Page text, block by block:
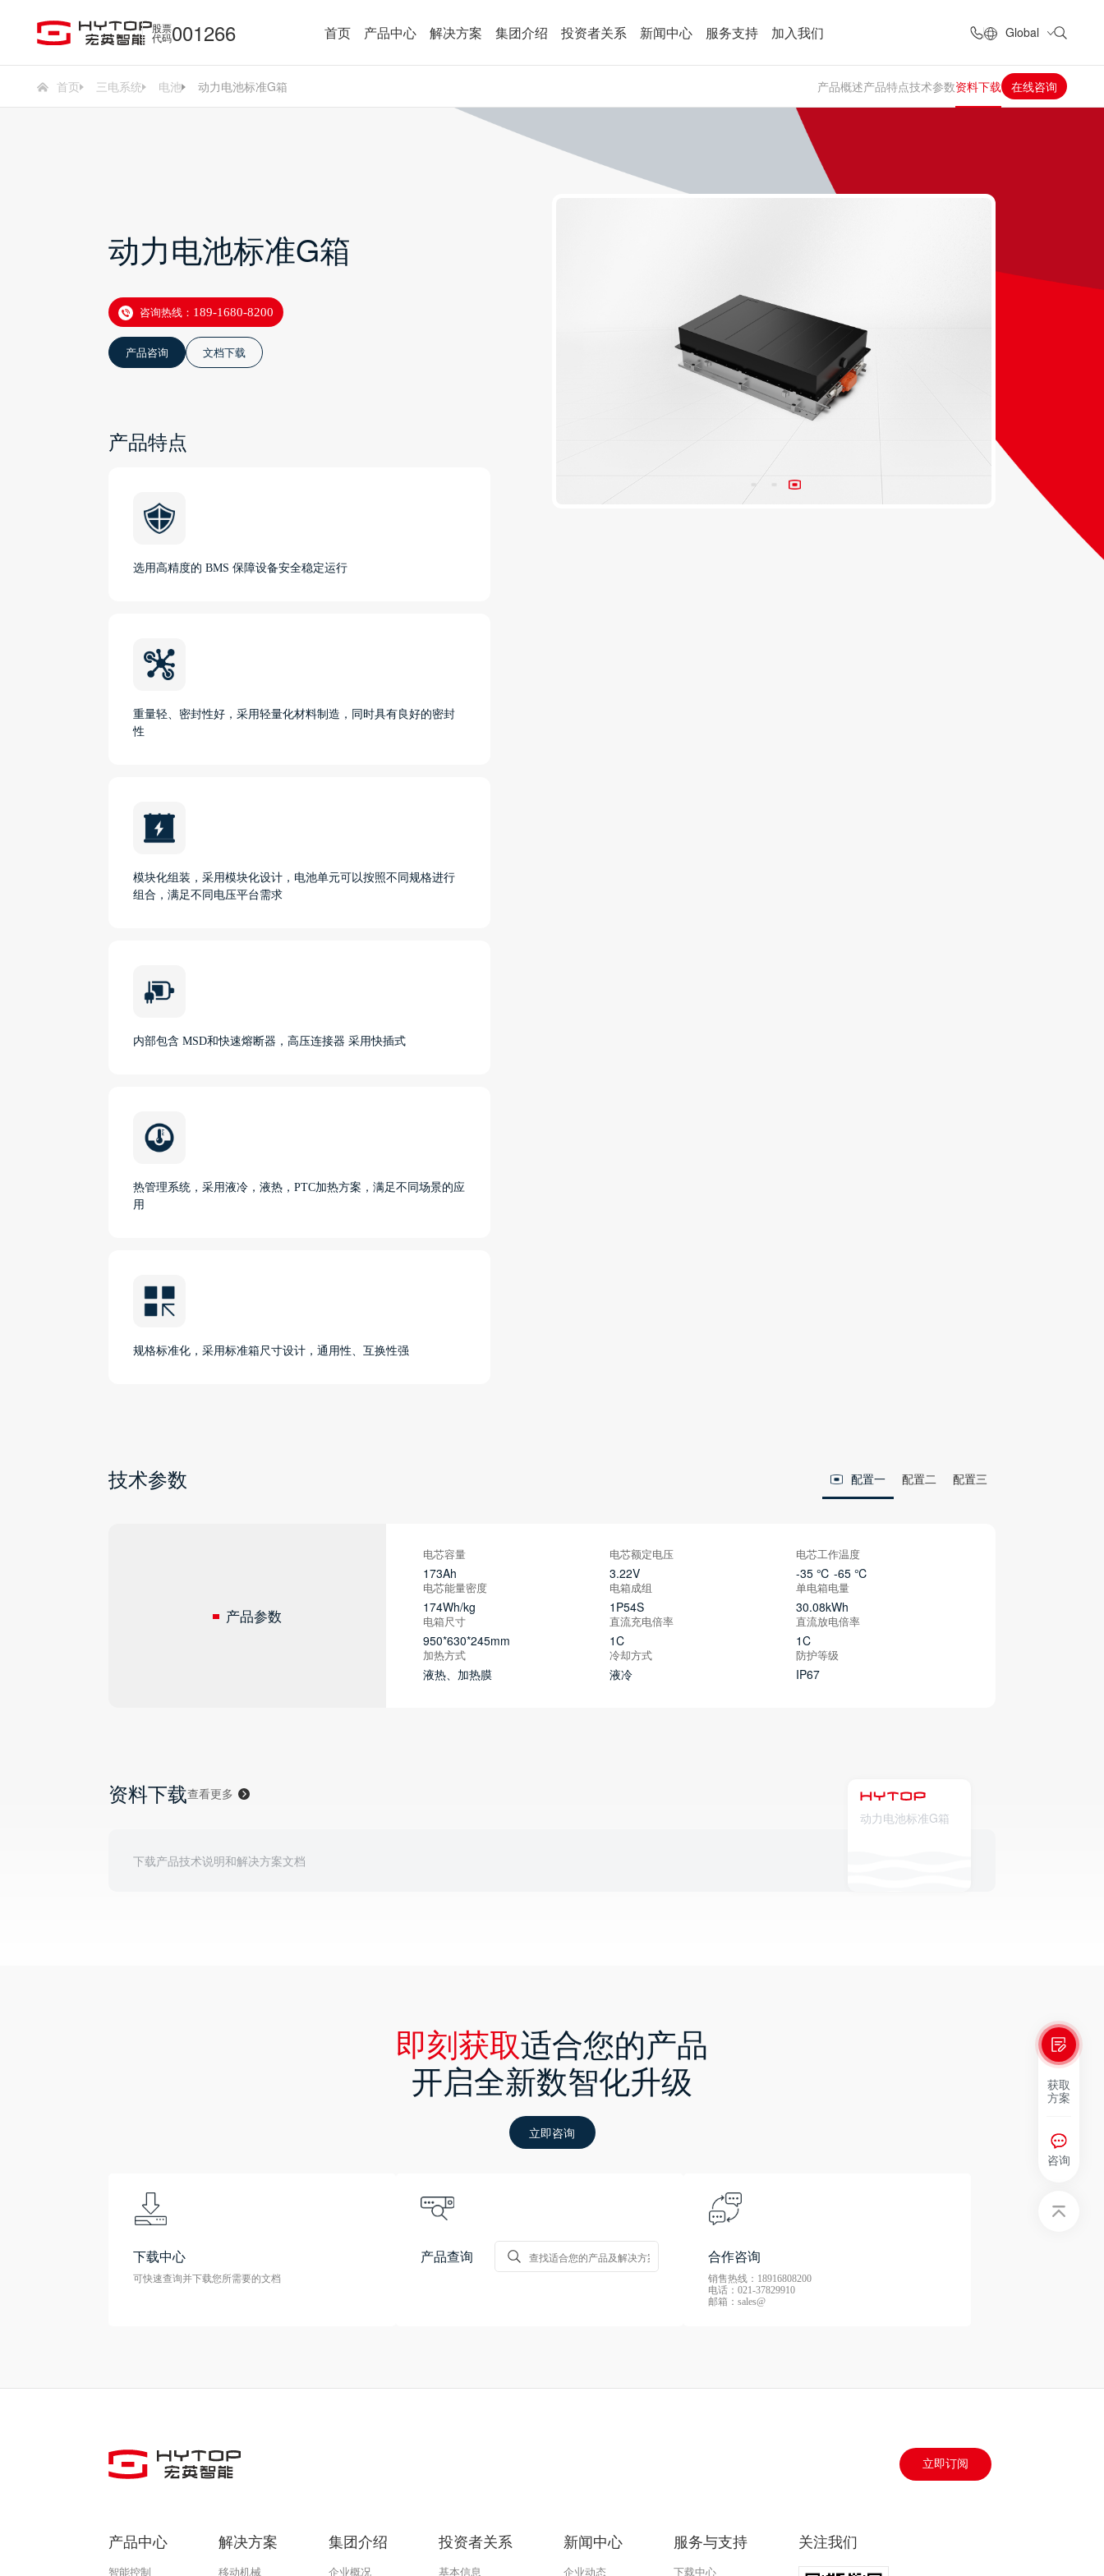
股票
代码001266 首页 产品中心 解决方案 集团介绍 投资者关系 新闻中心 服务支持 加入我们 Global
首页 三电系统 电池 动力电池标准G箱 产品概述产品特点技术参数资料下载 在线咨询
动力电池标准G箱
咨询热线： 189-1680-8200
产品咨询 文档下载
产品特点
选用高精度的 BMS 保障设备安全稳定运行
重量轻、密封性好，采用轻量化材料制造，同时具有良好的密封
性
模块化组装，采用模块化设计，电池单元可以按照不同规格进行
组合，满足不同电压平台需求
内部包含 MSD和快速熔断器，高压连接器 采用快插式
热管理系统，采用液冷，液热，PTC加热方案，满足不同场景的应
用
规格标准化，采用标准箱尺寸设计，通用性、互换性强
技术参数 配置一 配置二 配置三
产品参数
电芯容量
173Ah
电芯额定电压
3.22V
电芯工作温度
-35 ℃ -65 ℃
电芯能量密度
174Wh/kg
电箱成组
1P54S
单电箱电量
30.08kWh
电箱尺寸
950*630*245mm
直流充电倍率
1C
直流放电倍率
1C
加热方式
液热、加热膜
冷却方式
液冷
防护等级
IP67
资料下载查看更多
下载产品技术说明和解决方案文档
动力电池标准G箱
即刻获取适合您的产品
开启全新数智化升级
立即咨询
下载中心
可快速查询并下载您所需要的文档
产品查询 合作咨询
销售热线：18916808200
电话：021-37829910
邮箱：sales@
获取
方案
咨询
立即订阅
产品中心
智能控制
解决方案
移动机械
集团介绍
企业概况
投资者关系
基本信息
新闻中心
企业动态
服务与支持
下载中心
关注我们